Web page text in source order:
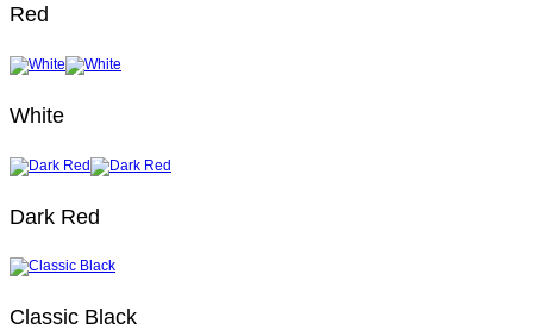
Red
White
Dark Red
Classic Black